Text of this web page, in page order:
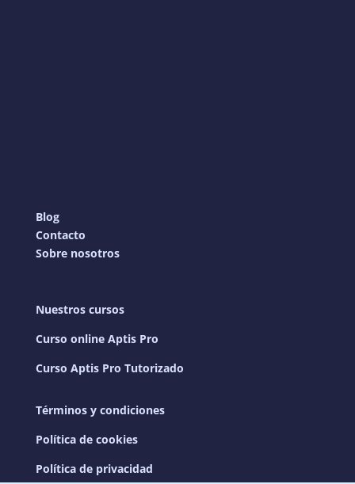
Blog
Contacto
Sobre nosotros
Nuestros cursos
Curso online Aptis Pro
Curso Aptis Pro Tutorizado
Términos y condiciones
Política de cookies
Política de privacidad